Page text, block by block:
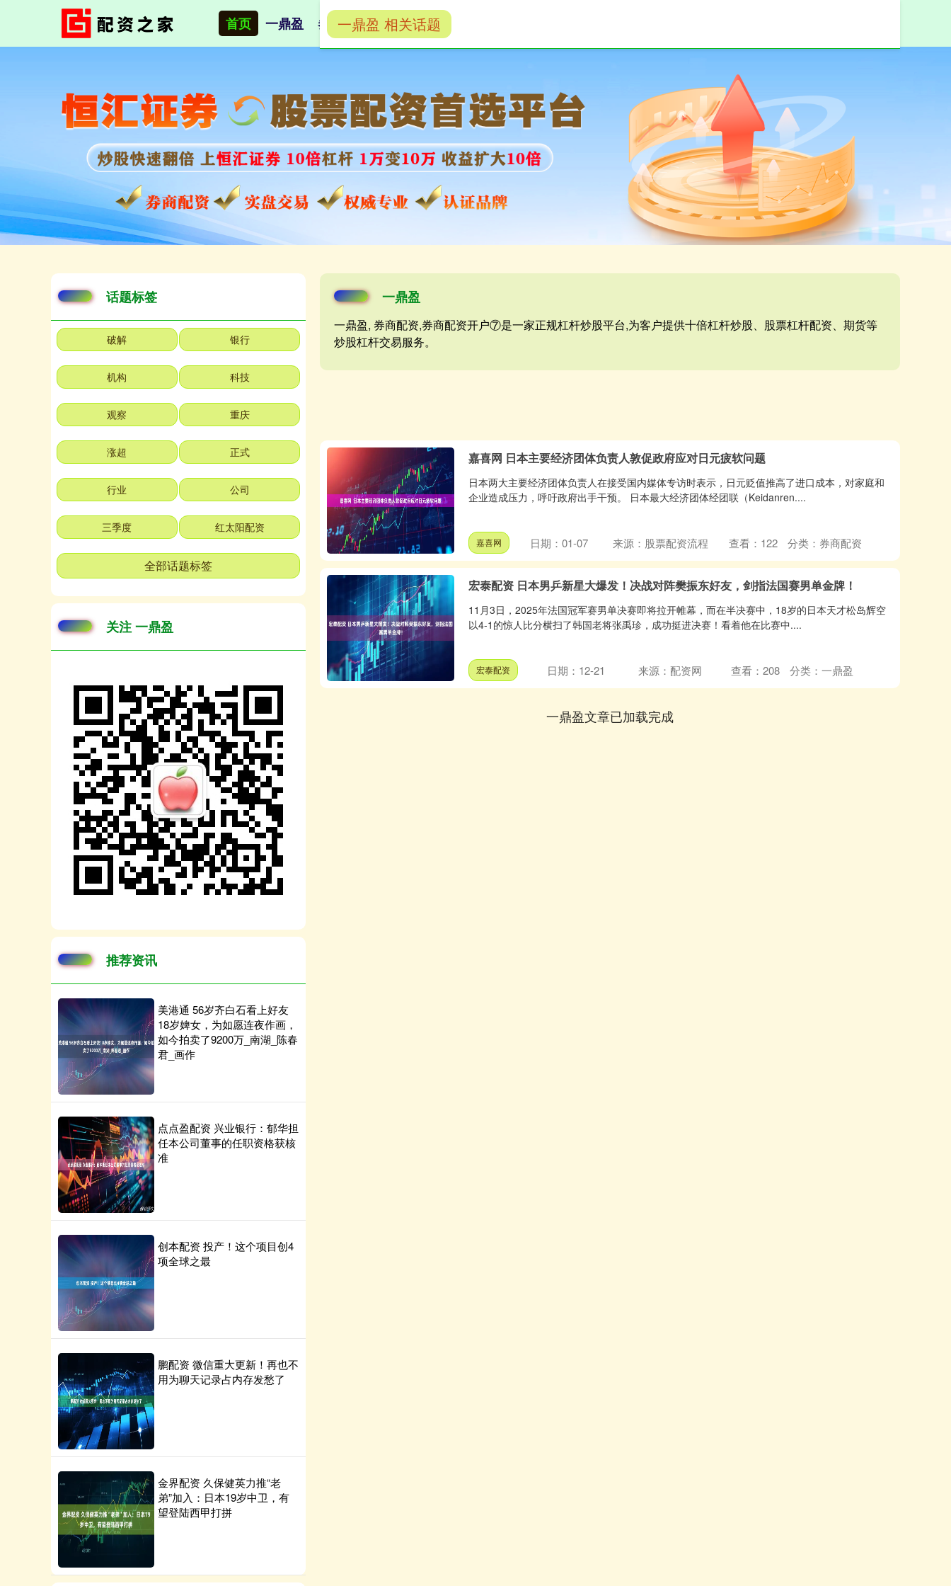
首页 一鼎盈 券商配资 券商配资开户
一鼎盈
一鼎盈, 券商配资,券商配资开户⑦是一家正规杠杆炒股平台,为客户提供十倍杠杆炒股、股票杠杆配资、期货等
炒股杠杆交易服务。
一鼎盈 相关话题
嘉喜网 日本主要经济团体负责人敦促政府应对日元疲软问题
日本两大主要经济团体负责人在接受国内媒体专访时表示，日元贬值推高了进口成本，对家庭和
企业造成压力，呼吁政府出手干预。 日本最大经济团体经团联（Keidanren....
嘉喜网 日期：01-07 来源：股票配资流程 查看： 122 分类： 券商配资
宏泰配资 日本男乒新星大爆发！决战对阵樊振东好友，剑指法国赛男单金牌！
11月3日，2025年法国冠军赛男单决赛即将拉开帷幕，而在半决赛中，18岁的日本天才松岛辉空
以4-1的惊人比分横扫了韩国老将张禹珍，成功挺进决赛！看着他在比赛中....
宏泰配资 日期：12-21 来源：配资网 查看： 208 分类： 一鼎盈
一鼎盈文章已加载完成
话题标签
破解 银行
机构 科技
观察 重庆
涨超 正式
行业 公司
三季度 红太阳配资
全部话题标签
关注 一鼎盈
推荐资讯
美港通 56岁齐白石看上好友
18岁婢女，为如愿连夜作画，
如今拍卖了9200万_南湖_陈春
君_画作
点点盈配资 兴业银行：郁华担
任本公司董事的任职资格获核
准
创本配资 投产！这个项目创4
项全球之最
鹏配资 微信重大更新！再也不
用为聊天记录占内存发愁了
金界配资 久保健英力推“老
弟”加入：日本19岁中卫，有
望登陆西甲打拼